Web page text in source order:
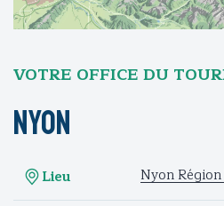
VOTRE OFFICE DU
Nyon
Lieu
Nyon